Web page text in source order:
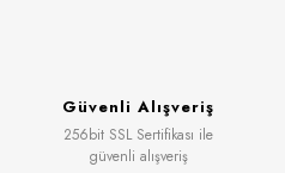
Güvenli Alışveriş
256bit SSL Sertifikası ile
güvenli alışveriş